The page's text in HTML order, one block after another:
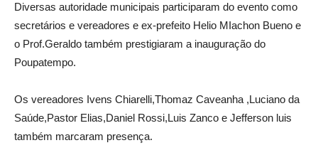
Diversas autoridade municipais participaram do evento como
secretários e vereadores e ex-prefeito Helio MIachon Bueno e
o Prof.Geraldo também prestigiaram a inauguração do
Poupatempo.
Os vereadores Ivens Chiarelli,Thomaz Caveanha ,Luciano da
Saúde,Pastor Elias,Daniel Rossi,Luis Zanco e Jefferson luis
também marcaram presença.